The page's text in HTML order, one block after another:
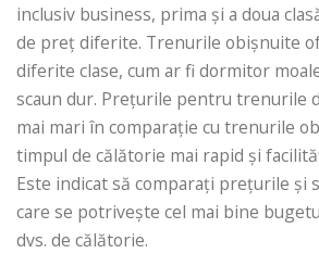
inclusiv business, prima și a doua
de preț diferite. Trenurile obișnuite
diferite clase, cum ar fi dormitor
scaun dur. Prețurile pentru trenurile
mai mari în comparație cu trenurile
timpul de călătorie mai rapid și
Este indicat să comparați prețurile și
care se potrivește cel mai bine
dvs. de călătorie.